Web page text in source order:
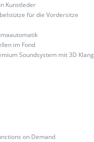
Kunstleder
für die Vordersitze
im Fond
Soundsystem mit 3D Klang
on Demand